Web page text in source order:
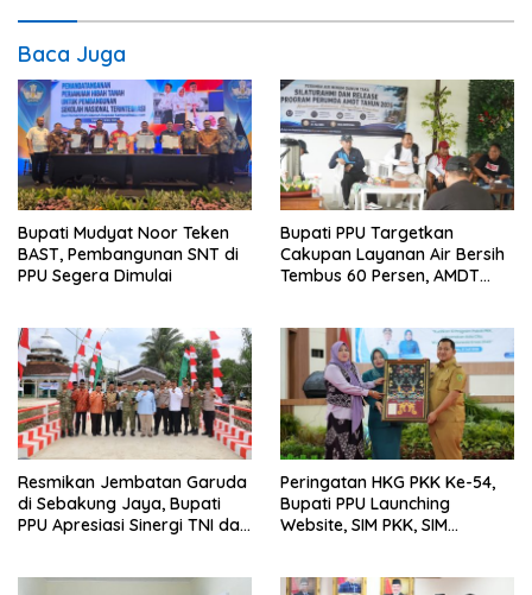
Baca Juga
Bupati Mudyat Noor Teken
BAST, Pembangunan SNT di
PPU Segera Dimulai
Bupati PPU Targetkan
Cakupan Layanan Air Bersih
Tembus 60 Persen, AMDT
Resmikan Jembatan Garuda
di Sebakung Jaya, Bupati
PPU Apresiasi Sinergi TNI dan
Peringatan HKG PKK Ke-54,
Bupati PPU Launching
Website, SIM PKK, SIM